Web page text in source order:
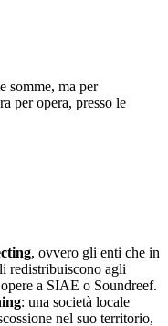
somme, ma per
per opera, presso le
, ovvero gli enti che in
redistribuiscono agli
a SIAE o Soundreef.
: una società locale
nel suo territorio,